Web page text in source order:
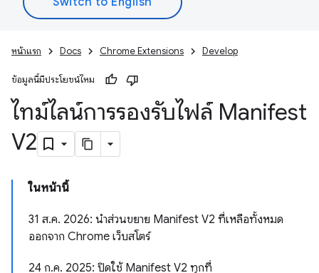
หน้าแรก Docs Chrome Extensions Develop
ข้อมูลนี้มีประโยชน์ไหม
ไทม์ไลน์การรองรับไฟล์ Manifest
V2
ในหน้านี้
31 ส.ค. 2026: นำส่วนขยาย Manifest V2 ที่เหลือทั้งหมด
ออกจาก Chrome เว็บสโตร์
24 ก.ค. 2025: ปิดใช้ Manifest V2 ทุกที่